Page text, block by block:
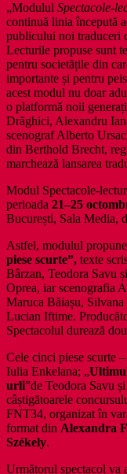
„Modulul Spectacole-
continuă linia începută
publicului noi traduceri
Lecturile propuse sunt
pentru societățile din
importante și pentru
acest modul nu doar
o platformă noii
Drăghici, Alexandru
scenograf Alberto
din Berthold Brecht,
marchează lansarea
Modul Spectacole-
perioada 21–25
București, Sala Media,
Astfel, modulul
piese scurte”, texte
Bârzan, Teodora Savu
Oprea, iar scenografia
Maruca Băiașu,
Lucian Iftime.
Spectacolul durează
Cele cinci piese scurte
Iulia Enkelana; „
urli”de Teodora Savu
câștigătoarele
FNT34, organizat în
format din Alexandra
Székely.
Următorul spectacol va